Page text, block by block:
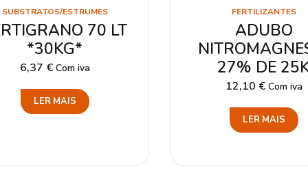
SUBSTRATOS/ESTRUMES
70 LT
*30KG*
6,37 € Com iva
LER MAIS
FERTILIZANTES
ADUBO
27% DE
12,10 € Com iva
LER MAIS